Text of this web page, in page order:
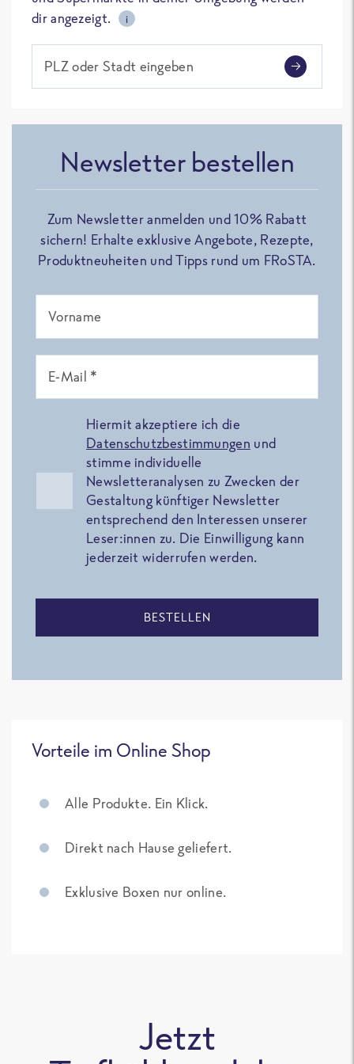
dir angezeigt.
i
PLZ oder Stadt eingeben
Newsletter bestellen
Zum Newsletter anmelden und 10% Rabatt
sichern! Erhalte exklusive Angebote, Rezepte,
Produktneuheiten und Tipps rund um FRoSTA.
Vorname
E-Mail *
Hiermit akzeptiere ich die
Datenschutzbestimmungen und
stimme individuelle
Newsletteranalysen zu Zwecken der
Gestaltung künftiger Newsletter
entsprechend den Interessen unserer
Leser:innen zu. Die Einwilligung kann
jederzeit widerrufen werden.
BESTELLEN
Vorteile im Online Shop
Alle Produkte. Ein Klick.
Direkt nach Hause geliefert.
Exklusive Boxen nur online.
Jetzt